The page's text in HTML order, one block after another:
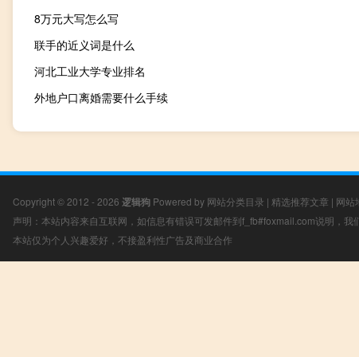
8万元大写怎么写
联手的近义词是什么
河北工业大学专业排名
外地户口离婚需要什么手续
Copyright © 2012 - 2026 逻辑狗 Powered by 网站分类目录 | 精选推荐文章 | 网站
声明：本站内容来自互联网，如信息有错误可发邮件到f_fb#foxmail.com说明，我
本站仅为个人兴趣爱好，不接盈利性广告及商业合作